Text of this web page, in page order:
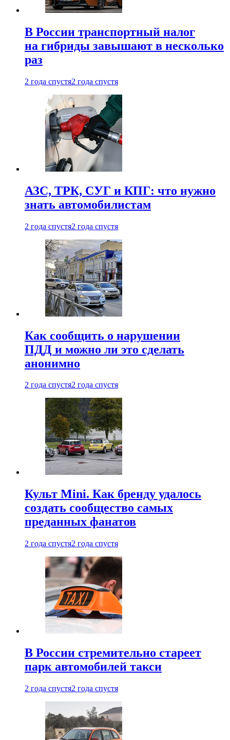
В России транспортный налог
на гибриды завышают в несколько
раз
2 года спустя2 года спустя
АЗС, ТРК, СУГ и КПГ: что нужно
знать автомобилистам
2 года спустя2 года спустя
Как сообщить о нарушении
ПДД и можно ли это сделать
анонимно
2 года спустя2 года спустя
Культ Mini. Как бренду удалось
создать сообщество самых
преданных фанатов
2 года спустя2 года спустя
В России стремительно стареет
парк автомобилей такси
2 года спустя2 года спустя